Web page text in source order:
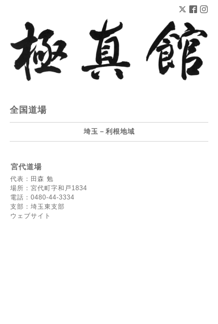
全国道場
埼玉－利根地域
宮代道場
代表：田森 勉
場所：宮代町字和戸1834
電話：0480-44-3334
支部：埼玉東支部
ウェブサイト